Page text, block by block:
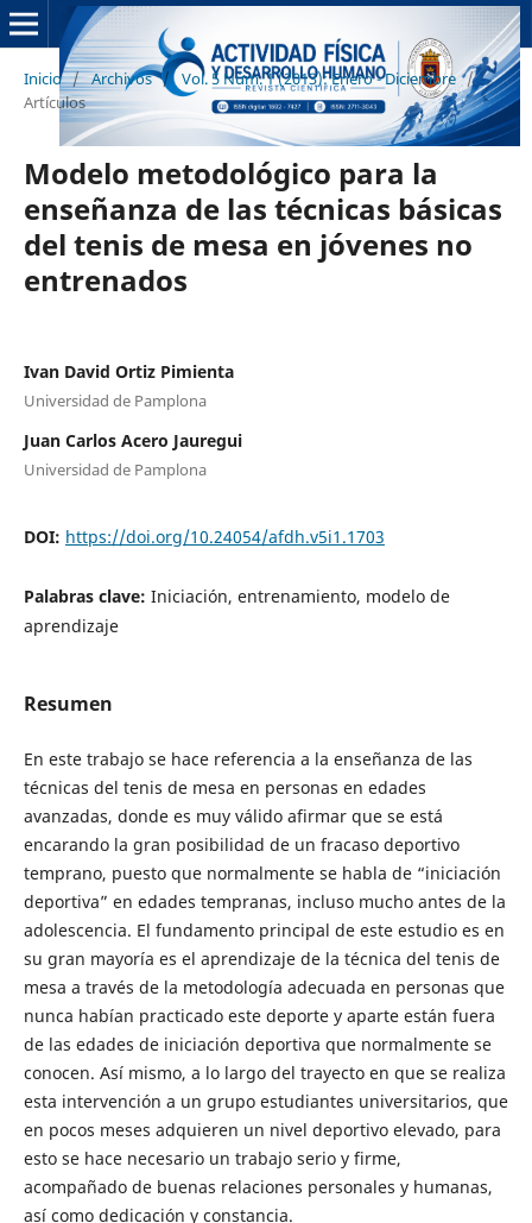
Inicio / Archivos / Vol. 5 Núm. 1 (2013): Enero - Diciembre /
Artículos
Modelo metodológico para la
enseñanza de las técnicas básicas
del tenis de mesa en jóvenes no
entrenados
Ivan David Ortiz Pimienta
Universidad de Pamplona
Juan Carlos Acero Jauregui
Universidad de Pamplona
DOI: https://doi.org/10.24054/afdh.v5i1.1703
Palabras clave: Iniciación, entrenamiento, modelo de
aprendizaje
Resumen
En este trabajo se hace referencia a la enseñanza de las
técnicas del tenis de mesa en personas en edades
avanzadas, donde es muy válido afirmar que se está
encarando la gran posibilidad de un fracaso deportivo
temprano, puesto que normalmente se habla de “iniciación
deportiva” en edades tempranas, incluso mucho antes de la
adolescencia. El fundamento principal de este estudio es en
su gran mayoría es el aprendizaje de la técnica del tenis de
mesa a través de la metodología adecuada en personas que
nunca habían practicado este deporte y aparte están fuera
de las edades de iniciación deportiva que normalmente se
conocen. Así mismo, a lo largo del trayecto en que se realiza
esta intervención a un grupo estudiantes universitarios, que
en pocos meses adquieren un nivel deportivo elevado, para
esto se hace necesario un trabajo serio y firme,
acompañado de buenas relaciones personales y humanas,
así como dedicación y constancia.